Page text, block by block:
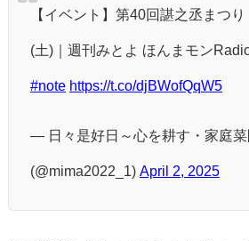
【イベント】第40回諶之丞まつ
(土)｜週刊みとよ ほんまモン
#note https://t.co/djBWofQqW5
— 日々是好日～心を耕す・家庭菜
(@mima2022_1) April 2, 2025